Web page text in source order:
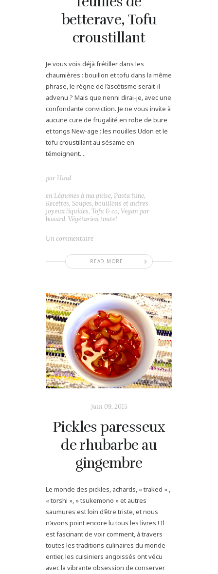
betterave, Tofu
croustillant
Je vous vois déjà frétiller dans les
chaumières : bouillon et tofu dans la même
phrase, le règne de l’ascétisme serait-il
advenu ? Mais que nenni dirai-je, avec une
confondante conviction. Je ne vous invite à
aucune cure de frugalité en robe de bure
et tongs New-age : les nouilles Udon et le
tofu croustillant au sésame en
témoignent....
READ MORE
par Hind
en Légumes à ma guise, Pasta time,
Recettes, Soupes, bouillons et autres
joyeux liquides, Tofu & co, Vegan par
hasard, Végétarien toute!
Un commentaire
juin 09, 2015
Pickles paresseux
de rhubarbe au
gingembre
Le monde des pickles, achards, « traked » ,
« torshi », » tsukemono » et autres
saumures est loin d’être triste, et nous
n’avons point encore lu tous les livres ! Il
est fascinant de voir comment, à travers
toutes les traditions culinaires du monde
entier, les cuisiniers angoissés ont vécu
avec la vibrante obsession de conserver